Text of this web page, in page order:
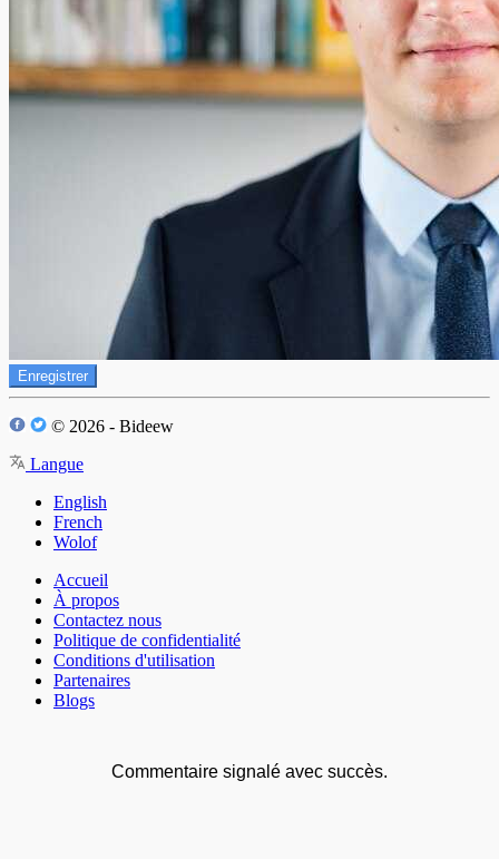
Enregistrer
© 2026 - Bideew
Langue
English
French
Wolof
Accueil
À propos
Contactez nous
Politique de confidentialité
Conditions d'utilisation
Partenaires
Blogs
Commentaire signalé avec succès.